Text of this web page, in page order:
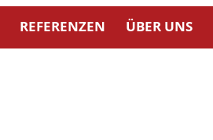
REFERENZEN ÜBER UNS